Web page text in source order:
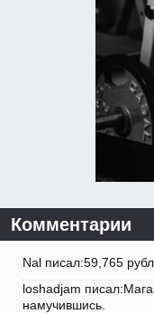
Комментарии
Nal писал:59,765
loshadjam
намучившись.